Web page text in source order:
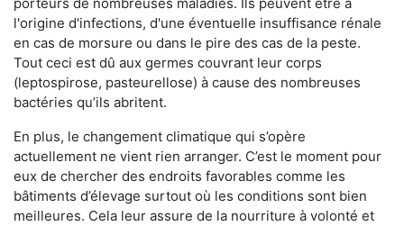
l'origine d'infections, d'une éventuelle insuffisance rénale
en cas de morsure ou dans le pire des cas de la peste.
Tout ceci est dû aux germes couvrant leur corps
(leptospirose, pasteurellose) à cause des nombreuses
bactéries qu’ils abritent.
En plus, le changement climatique qui s’opère
actuellement ne vient rien arranger. C’est le moment pour
eux de chercher des endroits favorables comme les
bâtiments d’élevage surtout où les conditions sont bien
meilleures. Cela leur assure de la nourriture à volonté et